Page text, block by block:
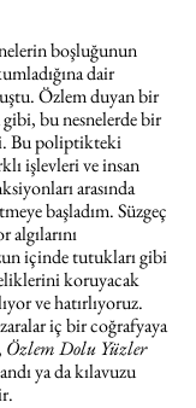
boşluğunun
dair
Özlem duyan bir
gibi, bu nesnelerde bir
Bu poliptikteki
işlevleri ve insan
arasında
başladım. Süzgeç
içinde tutukları gibi
koruyacak
ve hatırlıyoruz.
iç bir coğrafyaya
Özlem Dolu Yüzler
ya da kılavuzu